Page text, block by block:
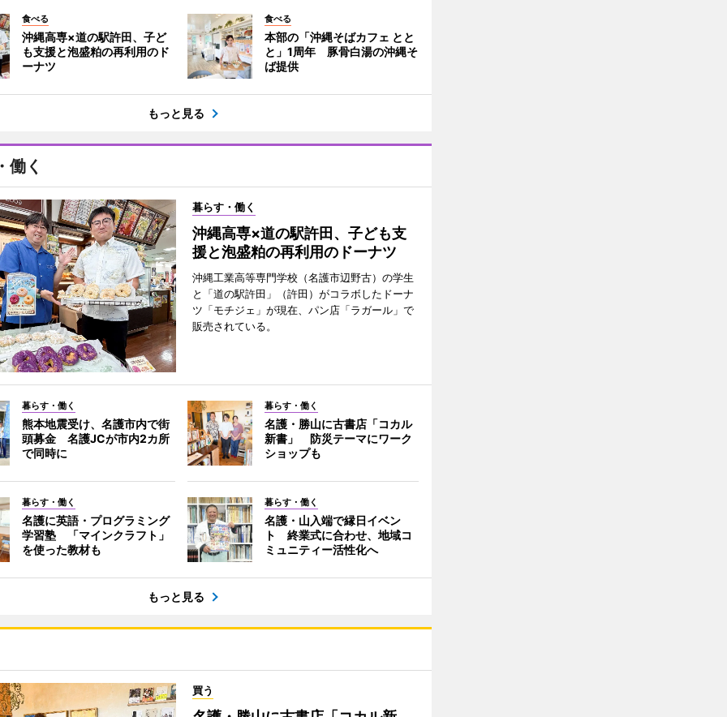
食べる
沖縄高専×道の駅許田、子ど
も支援と泡盛粕の再利用のド
ーナツ
食べる
本部の「沖縄そばカフェ とと
と」1周年 豚骨白湯の沖縄そ
ば提供
もっと見る
働く
暮らす・働く
沖縄高専×道の駅許田、子ども支
援と泡盛粕の再利用のドーナツ
沖縄工業高等専門学校（名護市辺野古）の学生
と「道の駅許田」（許田）がコラボしたドーナ
ツ「モチジェ」が現在、パン店「ラガール」で
販売されている。
暮らす・働く
熊本地震受け、名護市内で街
頭募金 名護JCが市内2カ所
で同時に
暮らす・働く
名護・勝山に古書店「コカル
新書」 防災テーマにワーク
ショップも
暮らす・働く
名護に英語・プログラミング
学習塾 「マインクラフト」
を使った教材も
暮らす・働く
名護・山入端で縁日イベン
ト 終業式に合わせ、地域コ
ミュニティー活性化へ
もっと見る
買う